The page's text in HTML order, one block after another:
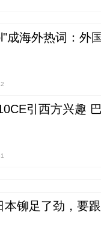
成海外热词：外
引西方兴趣
本铆足了劲，要